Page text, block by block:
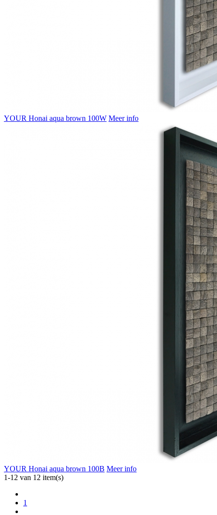
YOUR Honai aqua brown 100W Meer info
YOUR Honai aqua brown 100B Meer info
1-12 van 12 item(s)
1